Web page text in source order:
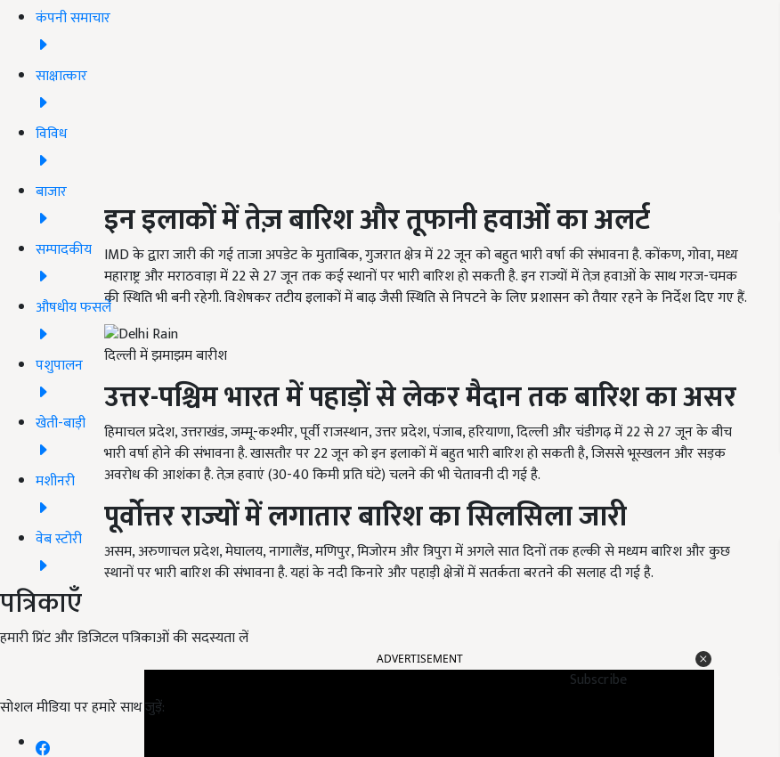
कंपनी समाचार
साक्षात्कार
विविध
बाजार
सम्पादकीय
औषधीय फसलें
पशुपालन
खेती-बाड़ी
मशीनरी
वेब स्टोरी
पत्रिकाएँ
हमारी प्रिंट और डिजिटल पत्रिकाओं की सदस्यता लें
Subscribe
सोशल मीडिया पर हमारे साथ जुड़ें:
इन इलाकों में तेज़ बारिश और तूफानी हवाओं का अलर्ट
IMD के द्वारा जारी की गई ताजा अपडेट के मुताबिक, गुजरात क्षेत्र में 22 जून को बहुत भारी वर्षा की संभावना है. कोंकण, गोवा, मध्य
महाराष्ट्र और मराठवाड़ा में 22 से 27 जून तक कई स्थानों पर भारी बारिश हो सकती है. इन राज्यों में तेज़ हवाओं के साथ गरज-चमक
की स्थिति भी बनी रहेगी. विशेषकर तटीय इलाकों में बाढ़ जैसी स्थिति से निपटने के लिए प्रशासन को तैयार रहने के निर्देश दिए गए हैं.
दिल्ली में झमाझम बारीश
उत्तर-पश्चिम भारत में पहाड़ों से लेकर मैदान तक बारिश का असर
हिमाचल प्रदेश, उत्तराखंड, जम्मू-कश्मीर, पूर्वी राजस्थान, उत्तर प्रदेश, पंजाब, हरियाणा, दिल्ली और चंडीगढ़ में 22 से 27 जून के बीच
भारी वर्षा होने की संभावना है. खासतौर पर 22 जून को इन इलाकों में बहुत भारी बारिश हो सकती है, जिससे भूस्खलन और सड़क
अवरोध की आशंका है. तेज़ हवाएं (30-40 किमी प्रति घंटे) चलने की भी चेतावनी दी गई है.
पूर्वोत्तर राज्यों में लगातार बारिश का सिलसिला जारी
असम, अरुणाचल प्रदेश, मेघालय, नागालैंड, मणिपुर, मिजोरम और त्रिपुरा में अगले सात दिनों तक हल्की से मध्यम बारिश और कुछ
स्थानों पर भारी बारिश की संभावना है. यहां के नदी किनारे और पहाड़ी क्षेत्रों में सतर्कता बरतने की सलाह दी गई है.